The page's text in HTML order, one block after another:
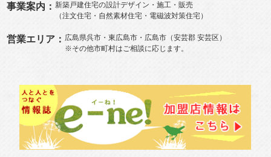
事業案内：新築戸建住宅の設計デザイン・施工・販売
（注文住宅 ・自然素材住宅・電磁波対策住宅）
営業エリア：広島県呉市 ・東広島市 ・広島市（安芸郡 安芸区）
※その他市町村はご相談に応じます。